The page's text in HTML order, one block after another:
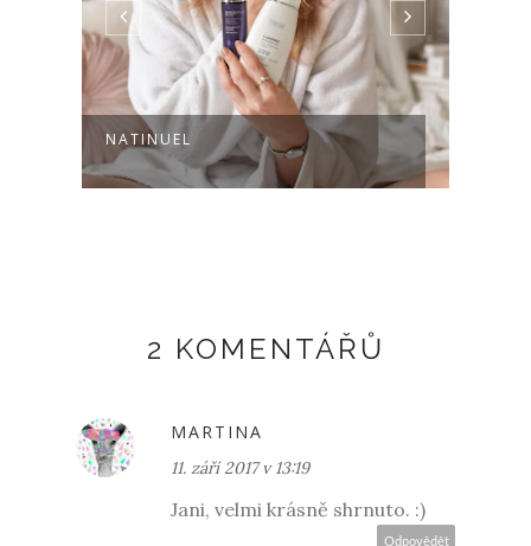
NATINUEL
2 KOMENTÁŘŮ
MARTINA
11. září 2017 v 13:19
Jani, velmi krásně shrnuto. :)
Odpovědět